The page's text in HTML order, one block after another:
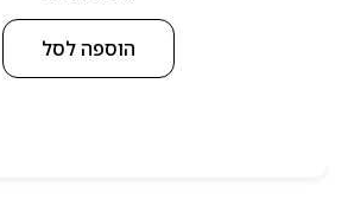
הוספה לסל